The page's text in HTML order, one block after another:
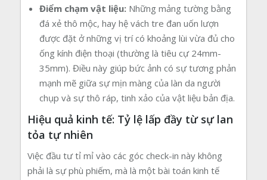
Điểm chạm vật liệu: Những mảng tường bằng
đá xẻ thô mộc, hay hệ vách tre đan uốn lượn
được đặt ở những vị trí có khoảng lùi vừa đủ cho
ống kính điện thoại (thường là tiêu cự 24mm-
35mm). Điều này giúp bức ảnh có sự tương phản
mạnh mẽ giữa sự mịn màng của làn da người
chụp và sự thô ráp, tinh xảo của vật liệu bản địa.
Hiệu quả kinh tế: Tỷ lệ lấp đầy từ sự lan
tỏa tự nhiên
Việc đầu tư tỉ mỉ vào các góc check-in này không
phải là sự phù phiếm, mà là một bài toán kinh tế